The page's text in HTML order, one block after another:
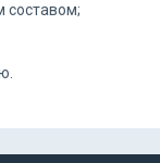
составом;